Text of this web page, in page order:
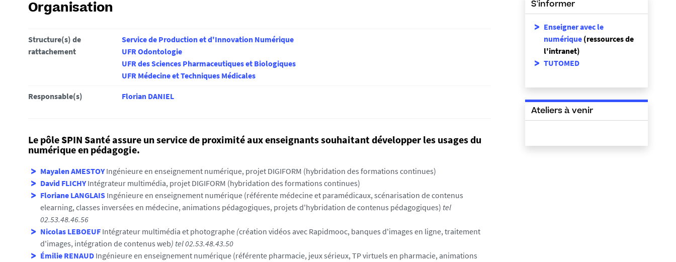
Organisation
Structure(s) de
rattachement
Service de Production et d'Innovation Numérique
UFR Odontologie
UFR des Sciences Pharmaceutiques et Biologiques
UFR Médecine et Techniques Médicales
Responsable(s) Florian DANIEL
Le pôle SPIN Santé assure un service de proximité aux enseignants souhaitant développer les usages du
numérique en pédagogie.
Mayalen AMESTOYIngénieure en enseignement numérique, projet DIGIFORM (hybridation des formations continues)
David FLICHYIntégrateur multimédia, projet DIGIFORM (hybridation des formations continues)
Floriane LANGLAIS Ingénieure en enseignement numérique (référente médecine et paramédicaux, scénarisation de contenus
elearning, classes inversées en médecine, animations pédagogiques, projets d'hybridation de contenus pédagogiques) tel
02.53.48.46.56
Nicolas LEBOEUF Intégrateur multimédia et photographe (création vidéos avec Rapidmooc, banques d'images en ligne, traitement
d'images, intégration de contenus web) tel 02.53.48.43.50
Émilie RENAUD Ingénieure en enseignement numérique (référente pharmacie, jeux sérieux, TP virtuels en pharmacie, animations
S'informer
Enseigner avec le
numérique (ressources de
l'intranet)
TUTOMED
Ateliers à venir